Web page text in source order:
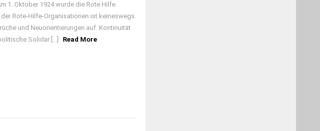
1. Oktober 1924 wurde die Rote Hilfe
Rote-Hilfe-Organisationen ist keineswegs
und Neuorientierungen auf. Kontinuität
Solidar [...]
Read More